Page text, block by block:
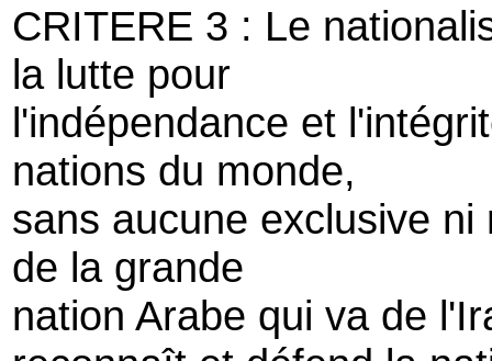
CRITERE 3 : Le
la lutte pour
l'indépendance et
nations du monde,
sans aucune exclusive
de la grande
nation Arabe qui va de